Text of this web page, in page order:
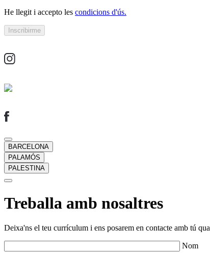
He llegit i accepto les condicions d'ús.
BARCELONA
PALAMÓS
PALESTINA
Treballa amb nosaltres
Deixa'ns el teu currículum i ens posarem en contacte amb tú
Nom